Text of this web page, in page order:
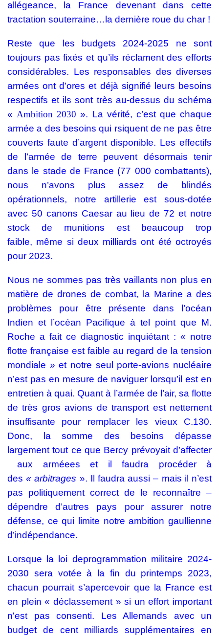
allégeance, la France devenant dans cette
tractation souterraine…la dernière roue du char !
Reste que les budgets 2024-2025 ne sont
toujours pas fixés et qu’ils réclament des efforts
considérables. Les responsables des diverses
armées ont d’ores et déjà signifié leurs besoins
respectifs et ils sont très au-dessus du schéma
« Ambition 2030 ». La vérité, c’est que chaque
armée a des besoins qui rsiquent de ne pas être
couverts faute d’argent disponible. Les effectifs
de l’armée de terre peuvent désormais tenir
dans le stade de France (77 000 combattants),
nous n’avons plus assez de blindés
opérationnels, notre artillerie est sous-dotée
avec 50 canons Caesar au lieu de 72 et notre
stock de munitions est beaucoup trop
faible, même si deux milliards ont été octroyés
pour 2023.
Nous ne sommes pas très vaillants non plus en
matière de drones de combat, la Marine a des
problèmes pour être présente dans l’océan
Indien et l’océan Pacifique à tel point que M.
Roche a fait ce diagnostic inquiétant : « notre
flotte française est faible au regard de la tension
mondiale » et notre seul porte-avions nucléaire
n’est pas en mesure de naviguer lorsqu’il est en
entretien à quai. Quant à l’armée de l’air, sa flotte
de très gros avions de transport est nettement
insuffisante pour remplacer les vieux C.130.
Donc, la somme des besoins dépasse
largement tout ce que Bercy prévoyait d’affecter
aux arméees et il faudra procéder à
des« arbitrages ». Il faudra aussi – mais il n’est
pas politiquement correct de le reconnaître –
dépendre d’autres pays pour assurer notre
défense, ce qui limite notre ambition gaullienne
d’indépendance.
Lorsque la loi deprogrammation militaire 2024-
2030 sera votée à la fin du printemps 2023,
chacun pourrait s’apercevoir que la France est
en plein « déclassement » si un effort important
n'est pas consenti. Les Allemands avec un
budget de cent milliards supplémentaires en